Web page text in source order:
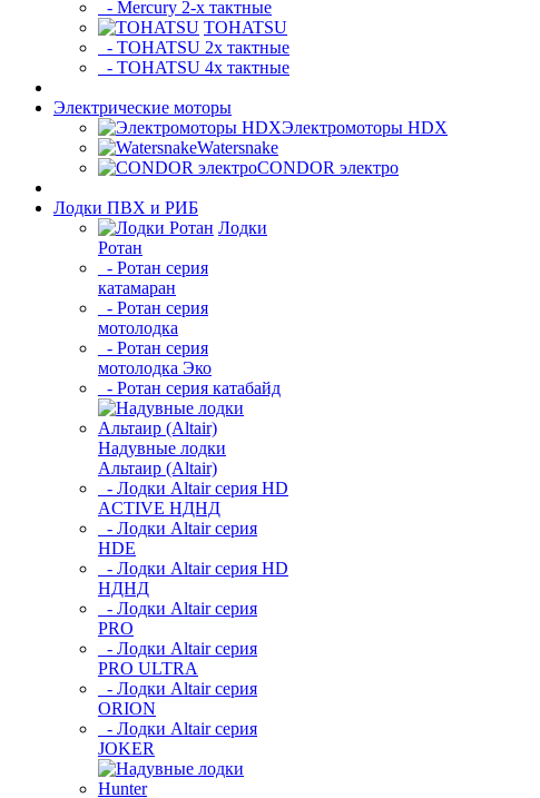
- Mercury 2-х тактные
TOHATSU
- TOHATSU 2х тактные
- TOHATSU 4х тактные
Электрические моторы
Электромоторы HDX
Watersnake
CONDOR электро
Лодки ПВХ и РИБ
Лодки
Ротан
- Ротан серия
катамаран
- Ротан серия
мотолодка
- Ротан серия
мотолодка Эко
- Ротан серия катабайд
Надувные лодки
Альтаир (Altair)
- Лодки Altair серия HD
ACTIVE НДНД
- Лодки Altair серия
HDE
- Лодки Altair серия HD
НДНД
- Лодки Altair серия
PRO
- Лодки Altair серия
PRO ULTRA
- Лодки Altair серия
ORION
- Лодки Altair серия
JOKER